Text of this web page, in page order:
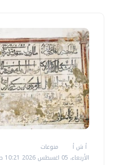
أ ش أ
منوعات
الأربعاء، 05 اغسطس 2026 10:21 ص